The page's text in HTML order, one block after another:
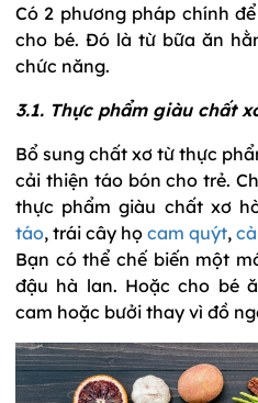
Có 2 phương pháp chính
cho bé. Đó là từ bữa ăn
chức năng.
3.1. Thực phẩm giàu chất
Bổ sung chất xơ từ thực
cải thiện táo bón cho trẻ.
thực phẩm giàu chất xơ
táo, trái cây họ cam quýt,
Bạn có thể chế biến một
đậu hà lan. Hoặc cho bé
cam hoặc bưởi thay vì đồ